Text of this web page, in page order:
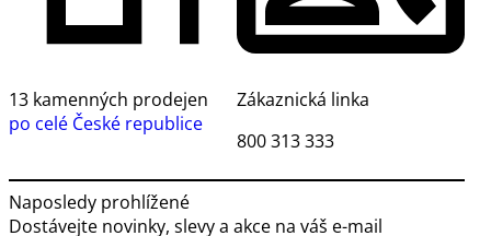
13 kamenných prodejen
po celé České republice
Zákaznická linka
800 313 333
Naposledy prohlížené
Dostávejte novinky, slevy a akce na váš e-mail